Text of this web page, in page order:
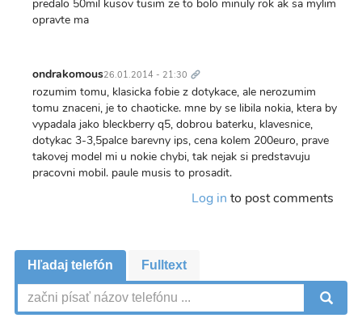
predalo 50mil kusov tusim ze to bolo minuly rok ak sa mylim
opravte ma
ondrakomous26.01.2014 - 21:30 odkaz
rozumim tomu, klasicka fobie z dotykace, ale nerozumim
tomu znaceni, je to chaoticke. mne by se libila nokia, ktera by
vypadala jako bleckberry q5, dobrou baterku, klavesnice,
dotykac 3-3,5palce barevny ips, cena kolem 200euro, prave
takovej model mi u nokie chybi, tak nejak si predstavuju
pracovni mobil. paule musis to prosadit.
Log in to post comments
Hľadaj telefón Fulltext